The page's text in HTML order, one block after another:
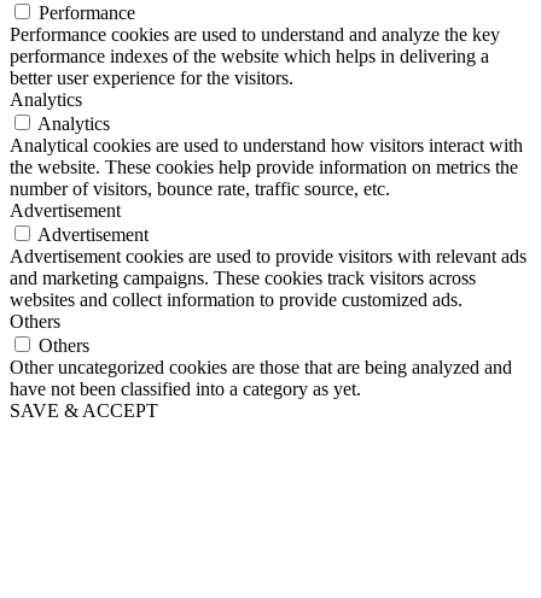
Performance
Performance cookies are used to understand and analyze the key
performance indexes of the website which helps in delivering a
better user experience for the visitors.
Analytics
Analytics
Analytical cookies are used to understand how visitors interact with
the website. These cookies help provide information on metrics the
number of visitors, bounce rate, traffic source, etc.
Advertisement
Advertisement
Advertisement cookies are used to provide visitors with relevant ads
and marketing campaigns. These cookies track visitors across
websites and collect information to provide customized ads.
Others
Others
Other uncategorized cookies are those that are being analyzed and
have not been classified into a category as yet.
SAVE & ACCEPT